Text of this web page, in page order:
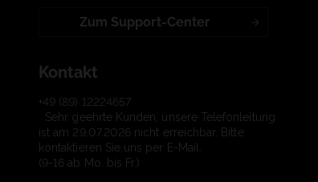
Zum Support-Center
Kontakt
+49 (89) 12224657
Sehr geehrte Kunden, unsere Telefonleitung
ist am 29.07.2026 nicht erreichbar. Bitte
kontaktieren Sie uns per E-Mail.
(9-16 ab Mo. bis Fr.)